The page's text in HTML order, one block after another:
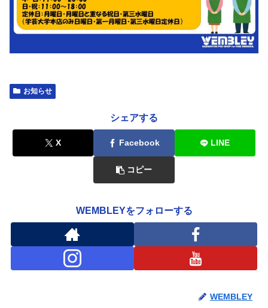
お知らせ
シェアする
X Facebook LINE
コピー
WEMBLEYをフォローする
WEMBLEY